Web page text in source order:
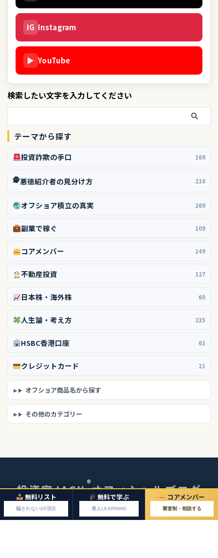
IG Instagram
▶ YouTube
検索したい文字を入力してください
テーマから探す
投資詐欺の手口 169
🕵️悪徳紹介者の見分け方 210
オフショア積立の真実 269
副業で稼ぐ 109
コアメンバー 149
不動産投資 127
日本株・海外株 60
人生論・考え方 235
HSBC香港口座 61
クレジットカード 21
オフショア商品名から探す
その他のカテゴリー
無料リスト
騙されない20項目
無料で学ぶ
番人LEARNING
コアメンバー
審査制・相談する
投資家JACK®オフィシャルブログ
© 2026 投資家JACKオフィシャルブログ